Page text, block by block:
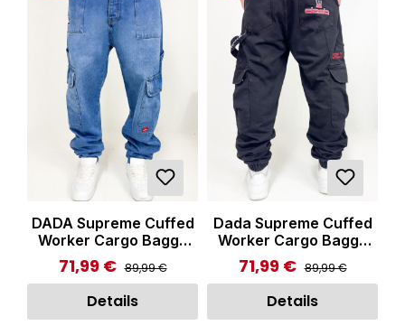
DADA Supreme Cuffed
Worker Cargo Baggy
Jeans Blue
Verkaufspreis:
71,99 € Regulärer Preis:
89,99 €
Details
Dada Supreme Cuffed
Worker Cargo Baggy
Jeans Black
Verkaufspreis:
71,99 € Regulärer Preis:
89,99 €
Details